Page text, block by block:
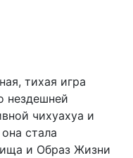
тихая игра
нездешней
чихуахуа и
стала
и Образ Жизни